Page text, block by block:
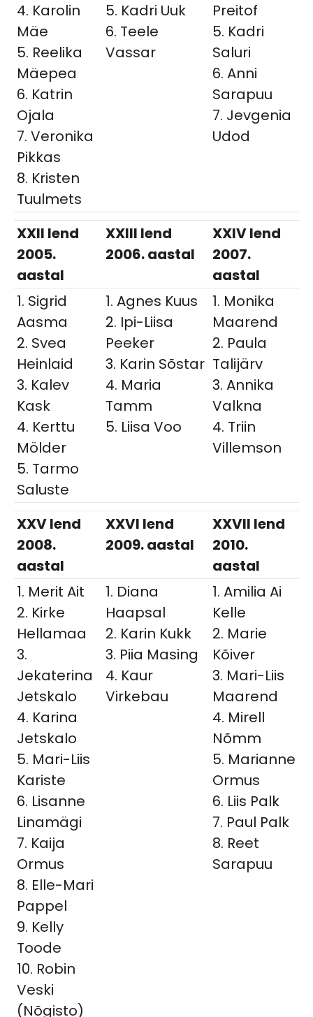
4. Karolin
Mäe
5. Reelika
Mäepea
6. Katrin
Ojala
7. Veronika
Pikkas
8. Kristen
Tuulmets
5. Kadri Uuk
6. Teele
Vassar
Preitof
5. Kadri
Saluri
6. Anni
Sarapuu
7. Jevgenia
Udod
XXII lend
2005.
aastal
XXIII lend
2006. aastal
XXIV lend
2007.
aastal
1. Sigrid
Aasma
2. Svea
Heinlaid
3. Kalev
Kask
4. Kerttu
Mölder
5. Tarmo
Saluste
1. Agnes Kuus
2. Ipi-Liisa
Peeker
3. Karin Sõstar
4. Maria
Tamm
5. Liisa Voo
1. Monika
Maarend
2. Paula
Talijärv
3. Annika
Valkna
4. Triin
Villemson
XXV lend
2008.
aastal
XXVI lend
2009. aastal
XXVII lend
2010.
aastal
1. Merit Ait
2. Kirke
Hellamaa
3.
Jekaterina
Jetskalo
4. Karina
Jetskalo
5. Mari-Liis
Kariste
6. Lisanne
Linamägi
7. Kaija
Ormus
8. Elle-Mari
Pappel
9. Kelly
Toode
10. Robin
Veski
(Nõgisto)
1. Diana
Haapsal
2. Karin Kukk
3. Piia Masing
4. Kaur
Virkebau
1. Amilia Ai
Kelle
2. Marie
Kõiver
3. Mari-Liis
Maarend
4. Mirell
Nõmm
5. Marianne
Ormus
6. Liis Palk
7. Paul Palk
8. Reet
Sarapuu